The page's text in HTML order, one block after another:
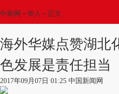
中新网 • 华人 • 正文
海外华媒点赞湖北
色发展是责任担当
2017年09月07日 01:25 中国新闻网